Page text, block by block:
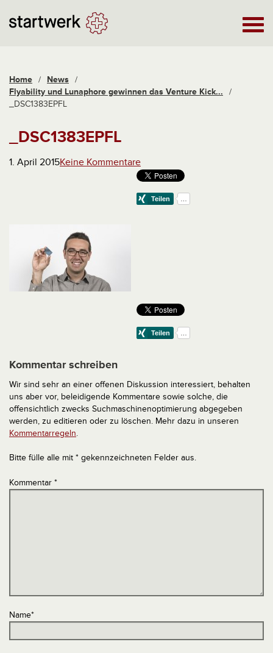
Home / News /
Flyability und Lunaphore gewinnen das Venture Kick...
/
_DSC1383EPFL
_DSC1383EPFL
1. April 2015Keine Kommentare
Kommentar schreiben
Wir sind sehr an einer offenen Diskussion interessiert, behalten
uns aber vor, beleidigende Kommentare sowie solche, die
offensichtlich zwecks Suchmaschinenoptimierung abgegeben
werden, zu editieren oder zu löschen. Mehr dazu in unseren
Kommentarregeln.
Bitte fülle alle mit * gekennzeichneten Felder aus.
Kommentar *
Name*